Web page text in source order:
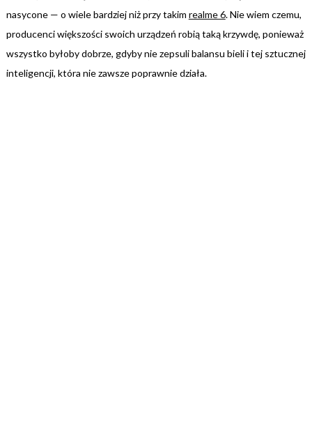
nasycone — o wiele bardziej niż przy takim realme 6. Nie wiem czemu,
producenci większości swoich urządzeń robią taką krzywdę, ponieważ
wszystko byłoby dobrze, gdyby nie zepsuli balansu bieli i tej sztucznej
inteligencji, która nie zawsze poprawnie działa.